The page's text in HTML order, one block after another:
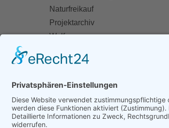
Naturfreikauf
Projektarchiv
Wolf